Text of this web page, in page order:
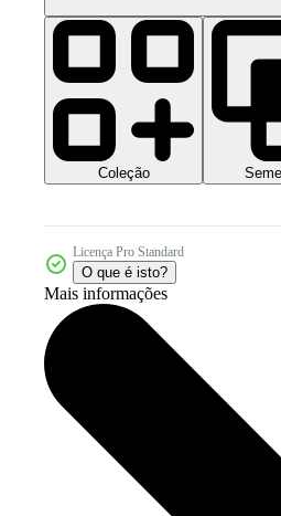
Coleção
Licença Pro Standard
O que é isto?
Mais informações